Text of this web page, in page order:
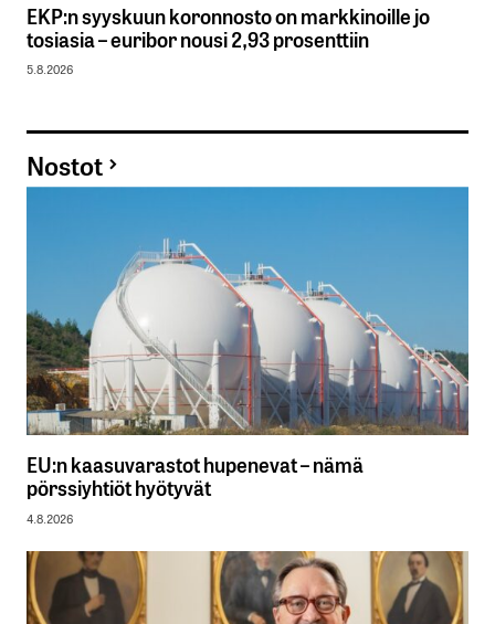
EKP:n syyskuun koronnosto on markkinoille jo
tosiasia – euribor nousi 2,93 prosenttiin
5.8.2026
Nostot
EU:n kaasuvarastot hupenevat – nämä
pörssiyhtiöt hyötyvät
4.8.2026